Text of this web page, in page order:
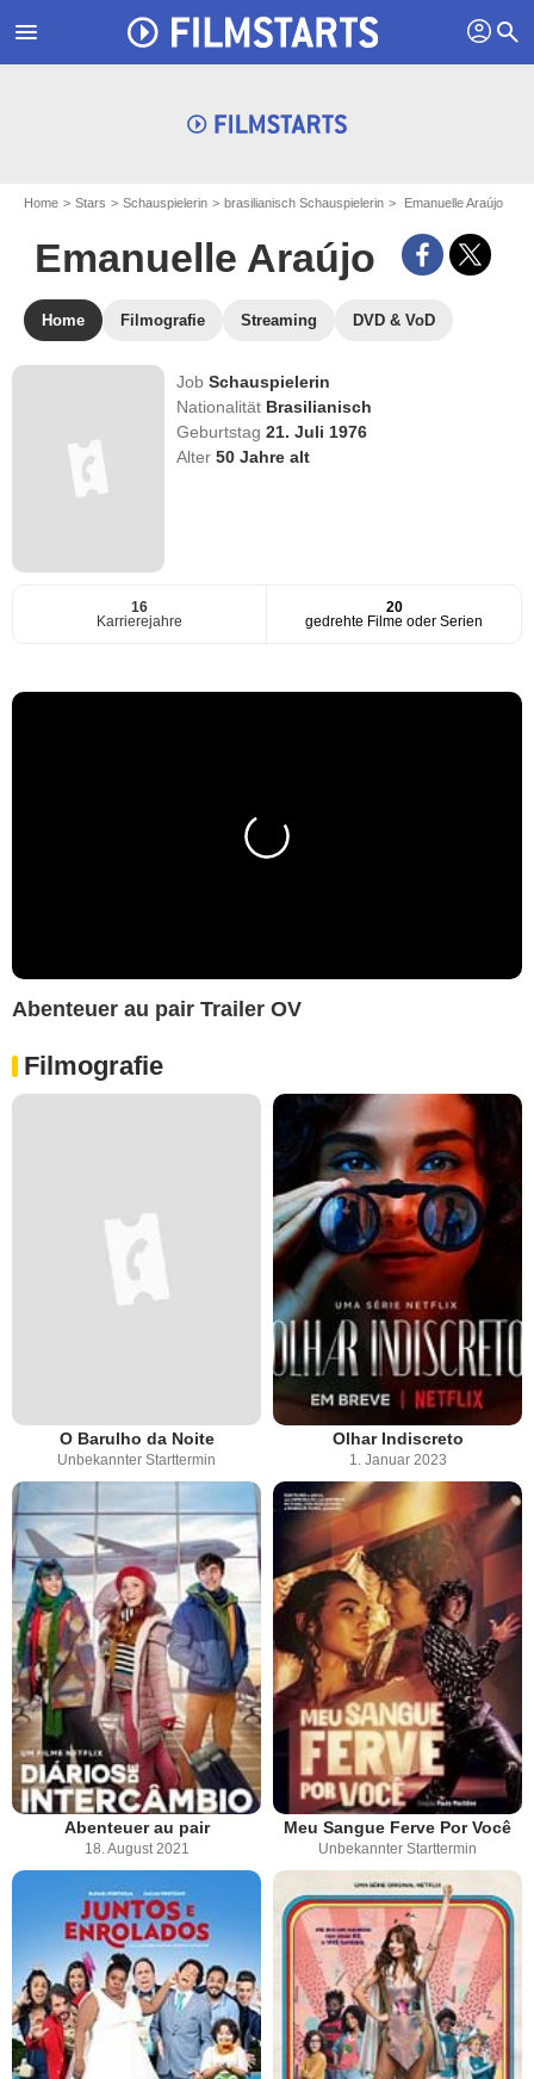
menu profil search
Home Stars Schauspielerin brasilianisch Schauspielerin Emanuelle Araújo
Emanuelle Araújo
Home Filmografie Streaming DVD & VoD
JobSchauspielerin
Nationalität Brasilianisch
Geburtstag21. Juli 1976
Alter50 Jahre alt
16
Karrierejahre
20
gedrehte Filme oder Serien
Abenteuer au pair Trailer OV
Filmografie
O Barulho da Noite
Unbekannter Starttermin
Olhar Indiscreto
1. Januar 2023
Abenteuer au pair
18. August 2021
Meu Sangue Ferve Por Você
Unbekannter Starttermin